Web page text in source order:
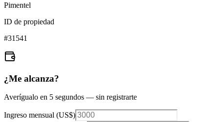
Pimentel
ID de propiedad
#31541
¿Me alcanza?
Averígualo en 5 segundos — sin registrarte
Ingreso mensual (US$)